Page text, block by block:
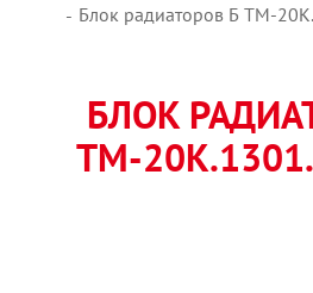
Блок радиаторов Б ТМ-
БЛОК
ТМ-